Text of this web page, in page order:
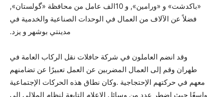
«باكدشت» و «ورامين», و 10الف عامل من محافظة «گولستان»,
فضلاً عن الآلاف من العمال في الوحدات الصناعية والخدمية في
مدينتي بوشهر و يزد.
وقد انضم العاملون في شركة حافلات نقل الركاب العامة في
طهران وقم إلى العمال المضربين عن العمل تعبيرًا عن تضامنهم
معهم في حركتهم الإحتجاجية .وكان نطاق هذه الحركات الإجتماعية
واسعًا حيث اضطر عدد من وسائل الإعلام التابعة لنظام الملالي إلى